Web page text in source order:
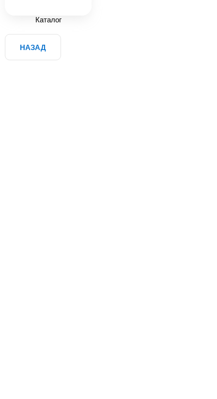
Каталог
НАЗАД